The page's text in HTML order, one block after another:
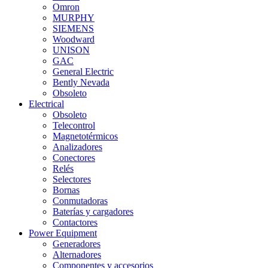
Omron
MURPHY
SIEMENS
Woodward
UNISON
GAC
General Electric
Bently Nevada
Obsoleto
Electrical
Obsoleto
Telecontrol
Magnetotérmicos
Analizadores
Conectores
Relés
Selectores
Bornas
Conmutadoras
Baterías y cargadores
Contactores
Power Equipment
Generadores
Alternadores
Componentes y accesorios